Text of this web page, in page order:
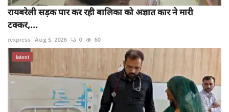
रायबरेली सड़क पार कर रही बालिका को अज्ञात कार ने मारी
टक्कर,...
rexpress Aug 5, 2026 0 60
latest